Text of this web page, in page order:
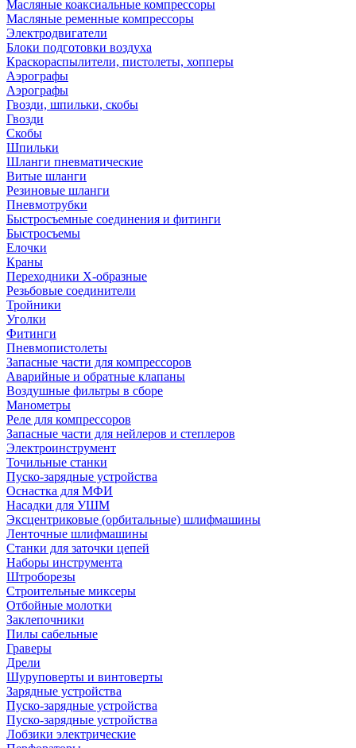
Масляные коаксиальные компрессоры
Масляные ременные компрессоры
Электродвигатели
Блоки подготовки воздуха
Краскораспылители, пистолеты, хопперы
Аэрографы
Аэрографы
Гвозди, шпильки, скобы
Гвозди
Скобы
Шпильки
Шланги пневматические
Витые шланги
Резиновые шланги
Пневмотрубки
Быстросъемные соединения и фитинги
Быстросъемы
Елочки
Краны
Переходники Х-образные
Резьбовые соединители
Тройники
Уголки
Фитинги
Пневмопистолеты
Запасные части для компрессоров
Аварийные и обратные клапаны
Воздушные фильтры в сборе
Манометры
Реле для компрессоров
Запасные части для нейлеров и степлеров
Электроинструмент
Точильные станки
Пуско-зарядные устройства
Оснастка для МФИ
Насадки для УШМ
Эксцентриковые (орбитальные) шлифмашины
Ленточные шлифмашины
Станки для заточки цепей
Наборы инструмента
Штроборезы
Строительные миксеры
Отбойные молотки
Заклепочники
Пилы сабельные
Граверы
Дрели
Шуруповерты и винтоверты
Зарядные устройства
Пуско-зарядные устройства
Пуско-зарядные устройства
Лобзики электрические